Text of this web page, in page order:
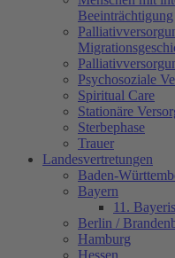
Beeinträchtigung
Psychosoziale
Spiritual Care
Stationäre
Sterbephase
Trauer
Landesvertretungen
Baden-
Bayern
11.
Berlin /
Hamburg
Hessen